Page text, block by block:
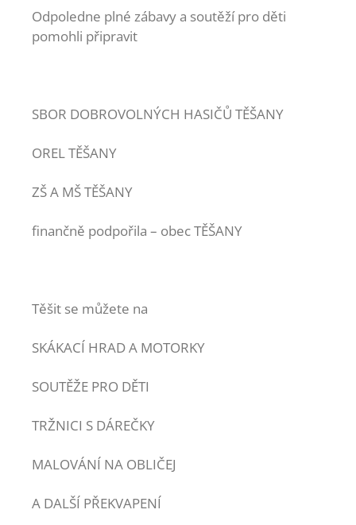
Odpoledne plné zábavy a soutěží pro děti
pomohli připravit
SBOR DOBROVOLNÝCH HASIČŮ TĚŠANY
OREL TĚŠANY
ZŠ A MŠ TĚŠANY
finančně podpořila – obec TĚŠANY
Těšit se můžete na
SKÁKACÍ HRAD A MOTORKY
SOUTĚŽE PRO DĚTI
TRŽNICI S DÁREČKY
MALOVÁNÍ NA OBLIČEJ
A DALŠÍ PŘEKVAPENÍ